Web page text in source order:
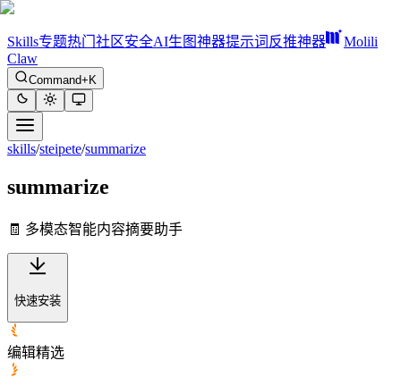
Skills专题热门 社区安全AI生图神器提示词反推神器
Molili
Claw
Command+K
skills/steipete/summarize
summarize
🧾 多模态智能内容摘要助手
快速安装
编辑精选